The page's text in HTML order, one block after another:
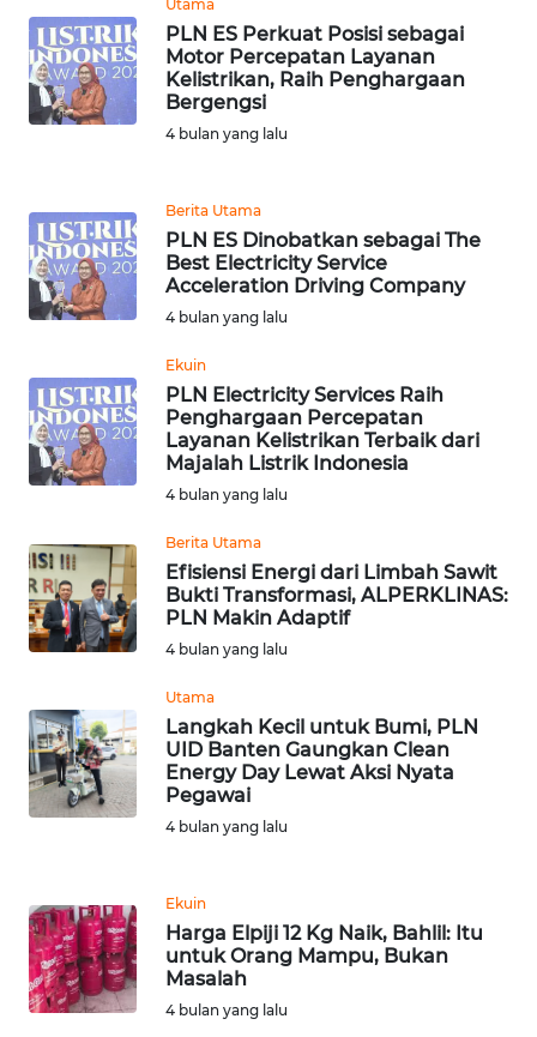
Utama
PLN ES Perkuat Posisi sebagai
Motor Percepatan Layanan
Kelistrikan, Raih Penghargaan
Bergengsi
4 bulan yang lalu
Berita Utama
PLN ES Dinobatkan sebagai The
Best Electricity Service
Acceleration Driving Company
4 bulan yang lalu
Ekuin
PLN Electricity Services Raih
Penghargaan Percepatan
Layanan Kelistrikan Terbaik dari
Majalah Listrik Indonesia
4 bulan yang lalu
Berita Utama
Efisiensi Energi dari Limbah Sawit
Bukti Transformasi, ALPERKLINAS:
PLN Makin Adaptif
4 bulan yang lalu
Utama
Langkah Kecil untuk Bumi, PLN
UID Banten Gaungkan Clean
Energy Day Lewat Aksi Nyata
Pegawai
4 bulan yang lalu
Ekuin
Harga Elpiji 12 Kg Naik, Bahlil: Itu
untuk Orang Mampu, Bukan
Masalah
4 bulan yang lalu
WN
KALTARA
WN
KALTIM
WN
WN
GORONTALO
WN
MALUKU
WN
DAIRI
TOBA
WN
NIAS